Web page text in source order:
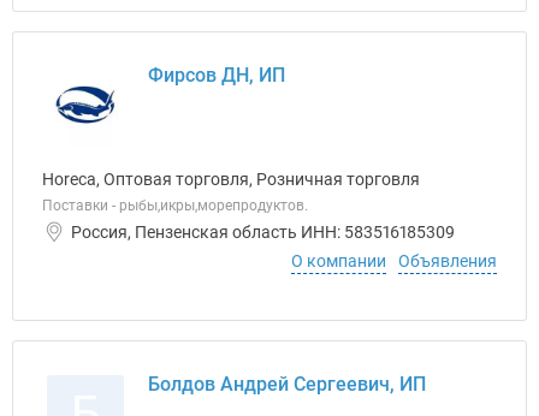
Фирсов ДН, ИП
Horeca, Оптовая торговля, Розничная торговля
Поставки - рыбы,икры,морепродуктов.
Россия, Пензенская область ИНН: 583516185309
О компании
Объявления
Болдов Андрей Сергеевич, ИП